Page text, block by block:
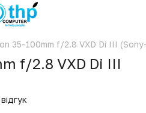
35-100mm f/2.8 VXD Di III
f/2.8 VXD Di III